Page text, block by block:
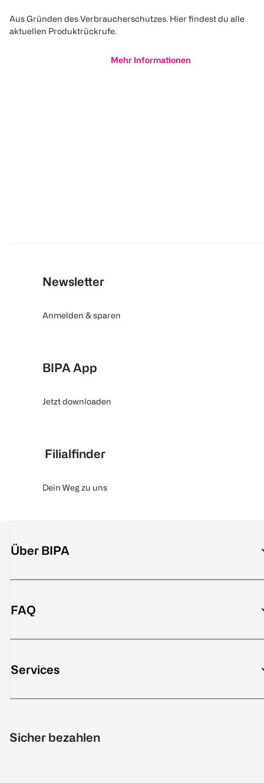
Aus Gründen des Verbraucherschutzes. Hier findest du alle
aktuellen Produktrückrufe.
Mehr Informationen
Newsletter
Anmelden & sparen
BIPA App
Jetzt downloaden
Filialfinder
Dein Weg zu uns
Über BIPA
FAQ
Services
Sicher bezahlen